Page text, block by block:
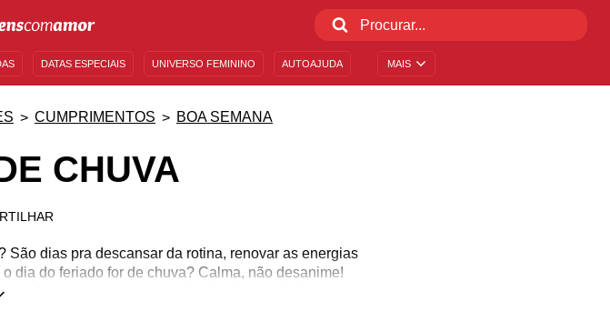
MAIS
DATAS ESPECIAIS UNIVERSO FEMININO AUTOAJUDA
CUMPRIMENTOS BOA SEMANA
CHUVA
São dias pra descansar da rotina, renovar as energias
dia do feriado for de chuva? Calma, não desanime!
o descanso mesmo nos dias de chuvarada!